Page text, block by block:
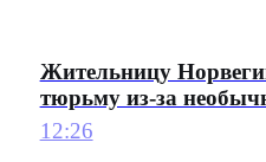
Жительницу
тюрьму из-за
12:26